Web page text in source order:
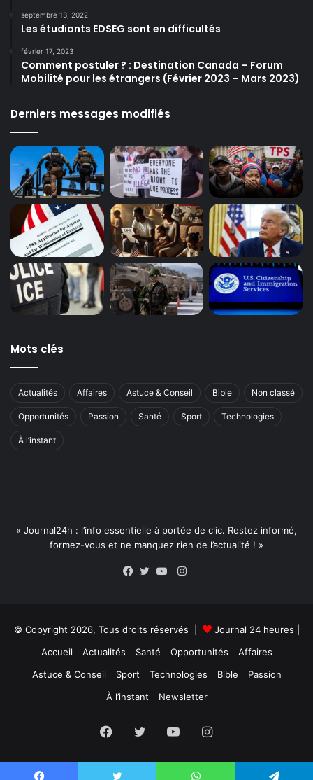
septembre 13, 2022
Les étudiants EDSEG sont en difficultés
février 17, 2023
Comment postuler ? : Destination Canada – Forum
Mobilité pour les étrangers (Février 2023 – Mars 2023)
Derniers messages modifiés
Mots clés
Actualités Affaires Astuce & Conseil Bible Non classé
Opportunités Passion Santé Sport Technologies
À l’instant
« Journal24h : l’info essentielle à portée de clic. Restez informé,
formez-vous et ne manquez rien de l’actualité ! »
Instagram
© Copyright 2026, Tous droits réservés | Journal 24 heures
Accueil
Actualités Santé Opportunités
Affaires
Astuce & Conseil
Sport Technologies Bible
Passion
À l’instant
Newsletter
Facebook
TwitterYouTubeInstagram